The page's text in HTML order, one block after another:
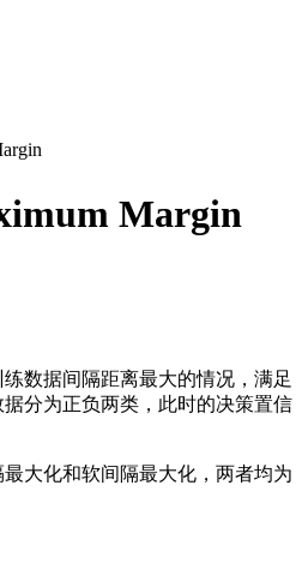
Margin
数据间隔距离最大的情况，满足
分为正负两类，此时的决策置信
大化和软间隔最大化，两者均为